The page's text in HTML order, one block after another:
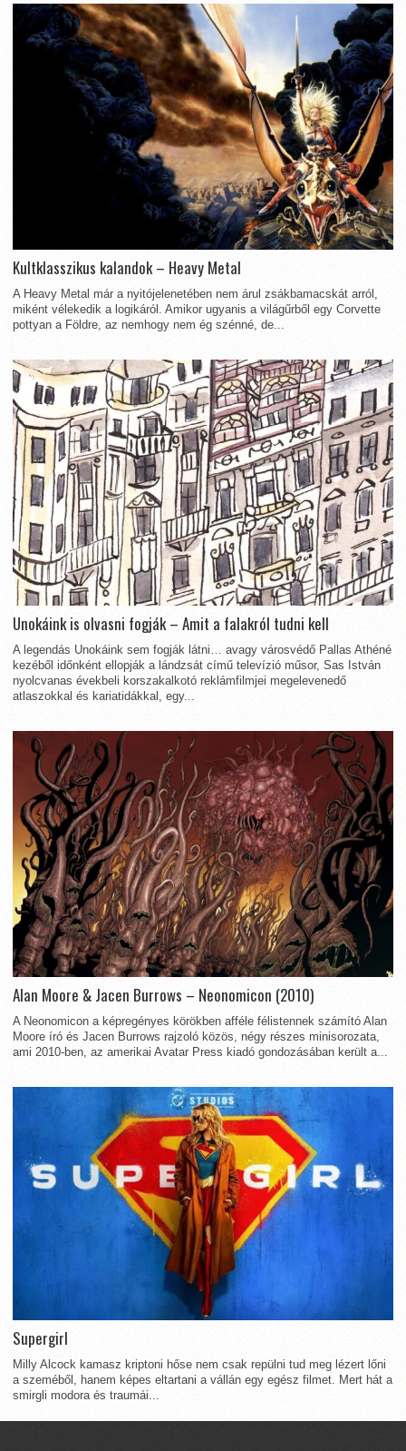
Kultklasszikus kalandok – Heavy Metal
A Heavy Metal már a nyitójelenetében nem árul zsákbamacskát arról,
miként vélekedik a logikáról. Amikor ugyanis a világűrből egy Corvette
pottyan a Földre, az nemhogy nem ég szénné, de...
Unokáink is olvasni fogják – Amit a falakról tudni kell
A legendás Unokáink sem fogják látni… avagy városvédő Pallas Athéné
kezéből időnként ellopják a lándzsát című televízió műsor, Sas István
nyolcvanas évekbeli korszakalkotó reklámfilmjei megelevenedő
atlaszokkal és kariatidákkal, egy...
Alan Moore & Jacen Burrows – Neonomicon (2010)
A Neonomicon a képregényes körökben afféle félistennek számító Alan
Moore író és Jacen Burrows rajzoló közös, négy részes minisorozata,
ami 2010-ben, az amerikai Avatar Press kiadó gondozásában került a...
Supergirl
Milly Alcock kamasz kriptoni hőse nem csak repülni tud meg lézert lőni
a szeméből, hanem képes eltartani a vállán egy egész filmet. Mert hát a
smirgli modora és traumái...